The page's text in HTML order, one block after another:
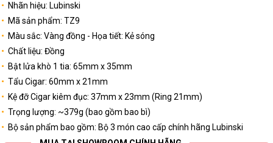
Nhãn hiệu: Lubinski
Mã sản phẩm: TZ9
Màu sắc: Vàng đồng - Họa tiết: Kẻ sóng
Chất liệu: Đồng
Bật lửa khò 1 tia: 65mm x 35mm
Tẩu Cigar: 60mm x 21mm
Kệ đỡ Cigar kiêm đục: 37mm x 23mm (Ring 21mm)
Trọng lượng: ~379g (bao gồm bao bì)
Bộ sản phẩm bao gồm: Bộ 3 món cao cấp chính hãng Lubinski